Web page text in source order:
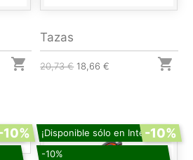

Tazas
20,73 € 18,66 € 
10%
¡Disponible sólo en Internet!
-10%
-10%